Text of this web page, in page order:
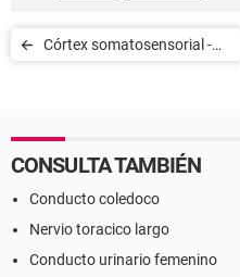
Córtex somatosensorial -
CONSULTA TAMBIÉN
Conducto coledoco
Nervio toracico largo
Conducto urinario femenino